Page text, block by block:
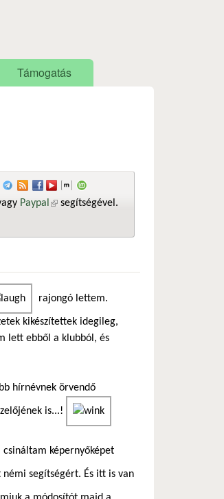
Támogatás
hivatkozás)
Paypal (külső hivatkozás)
segítségével.
rajongó lettem.
kikészítettek idegileg,
lett ebből a klubból, és
hírnévnek örvendő
is...!
képernyőképet
némi segítségért. És itt is van